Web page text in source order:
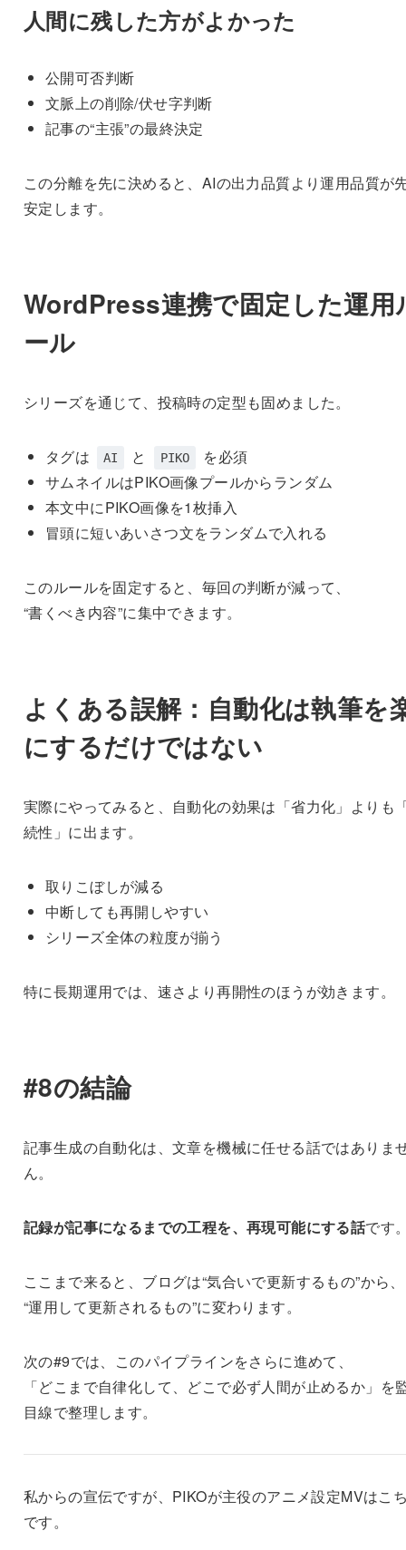
人間に残した方がよかった
公開可否判断
文脈上の削除/伏せ字判断
記事の“主張”の最終決定
この分離を先に決めると、AIの出力品質より運用品質が
安定します。
WordPress連携で固定した運用
ール
シリーズを通じて、投稿時の定型も固めました。
タグは AI と PIKO
を必須
サムネイルはPIKO画像プールからランダム
本文中にPIKO画像を1枚挿入
冒頭に短いあいさつ文をランダムで入れる
このルールを固定すると、毎回の判断が減って、
“書くべき内容”に集中できます。
よくある誤解：自動化は執筆を
にするだけではない
実際にやってみると、自動化の効果は「省力化」よりも
続性」に出ます。
取りこぼしが減る
中断しても再開しやすい
シリーズ全体の粒度が揃う
特に長期運用では、速さより再開性のほうが効きます。
#8の結論
記事生成の自動化は、文章を機械に任せる話ではありま
ん。
記録が記事になるまでの工程を、再現可能にする話です
ここまで来ると、ブログは“気合いで更新するもの”から、
“運用して更新されるもの”に変わります。
次の#9では、このパイプラインをさらに進めて、
「どこまで自律化して、どこで必ず人間が止めるか」を
目線で整理します。
私からの宣伝ですが、PIKOが主役のアニメ設定MVはこ
です。